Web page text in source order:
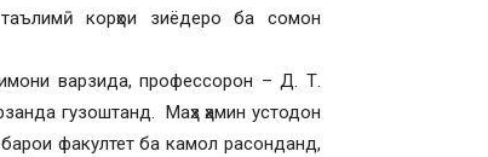
корҳои зиёдеро ба сомон
варзида, профессорон – Д. Т.
гузоштанд. Маҳз ҳамин устодон
факултет ба камол расонданд,